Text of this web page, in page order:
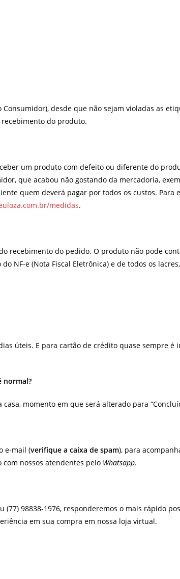
desde que não sejam violadas as
do produto.
um produto com defeito ou diferente do
que acabou não gostando da mercadoria,
quem deverá pagar por todos os custos. Para
medidas.
recebimento do pedido. O produto não pode
NF-e (Nota Fiscal Eletrônica) e de todos os
úteis. E para cartão de crédito quase sempre é
normal?
momento em que será alterado para
e-mail (verifique a caixa de spam), para
nossos atendentes pelo Whatsapp.
98838-1976, responderemos o mais rápido
em sua compra em nossa loja virtual.